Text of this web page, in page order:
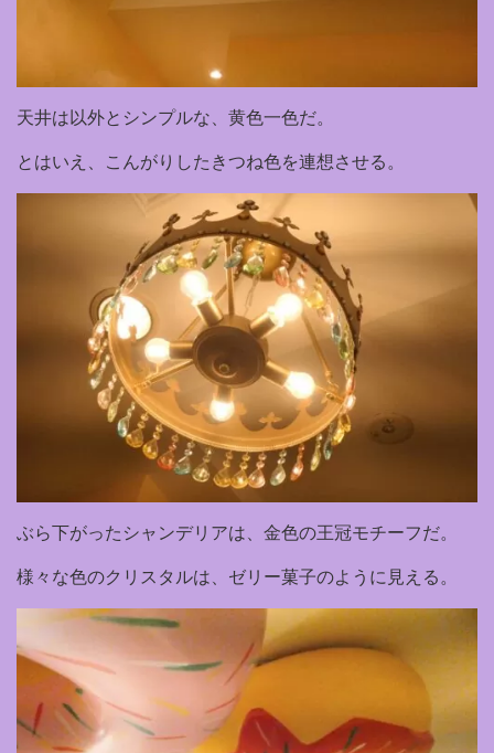
天井は以外とシンプルな、黄色一色だ。
とはいえ、こんがりしたきつね色を連想させる。
ぶら下がったシャンデリアは、金色の王冠モチーフだ。
様々な色のクリスタルは、ゼリー菓子のように見える。